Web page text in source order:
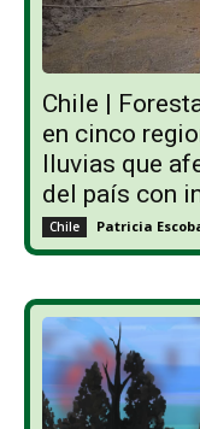
Chile |
en cinco
lluvias que
del país con
Chile Patricia